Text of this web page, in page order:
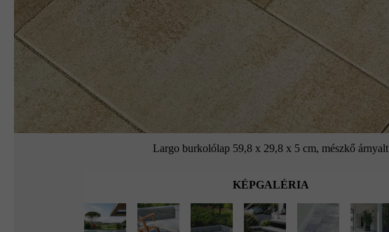
Largo burkolólap 59,8 x 29,8 x 5 cm, mészkő árnyalt
KÉPGALÉRIA